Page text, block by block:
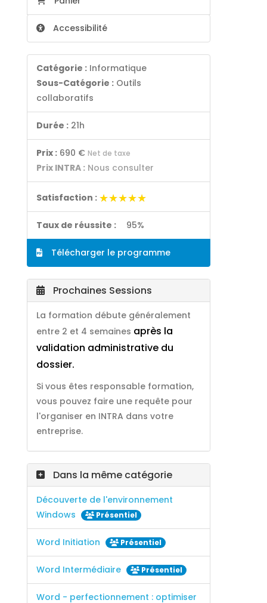
Accessibilité
Catégorie : Informatique
Sous-Catégorie : Outils
collaboratifs
Durée :21h
Prix : 690 € Net de taxe
Prix INTRA :Nous consulter
Satisfaction : ★★★★★
★★★★★
Taux de réussite : 95%
Télécharger le programme
Prochaines Sessions
La formation débute généralement
entre 2 et 4 semaines après la
validation administrative du
dossier.
Si vous êtes responsable formation,
vous pouvez faire une requête pour
l'organiser en INTRA dans votre
entreprise.
Dans la même catégorie
Découverte de l'environnement
Windows
Présentiel
Word Initiation Présentiel
Word Intermédiaire Présentiel
Word - perfectionnement : optimiser